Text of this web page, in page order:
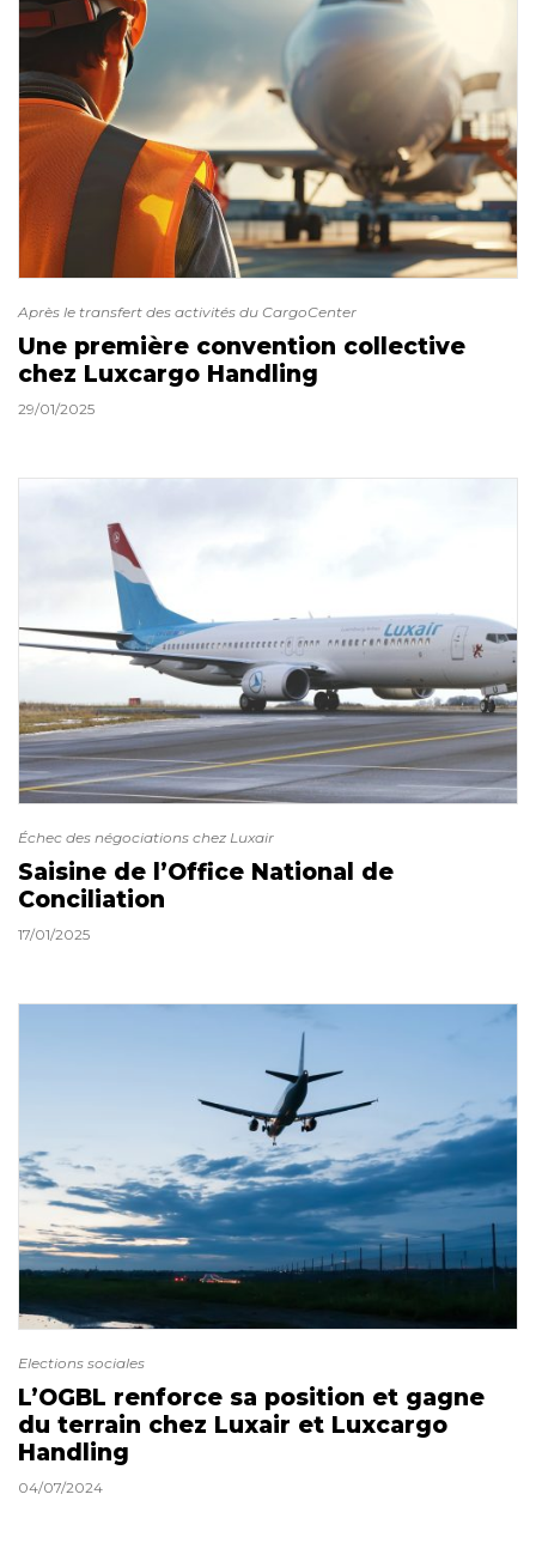
Après le transfert des activités du CargoCenter
Une première convention collective
chez Luxcargo Handling
29/01/2025
Échec des négociations chez Luxair
Saisine de l’Office National de
Conciliation
17/01/2025
Elections sociales
L’OGBL renforce sa position et gagne
du terrain chez Luxair et Luxcargo
Handling
04/07/2024